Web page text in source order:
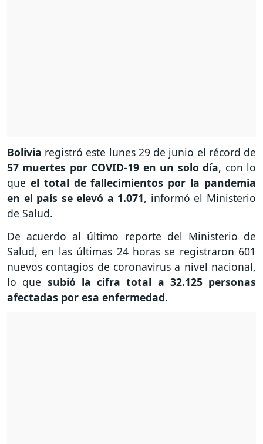
Bolivia registró este lunes 29 de junio el récord de
57 muertes por COVID-19 en un solo día, con lo
que el total de fallecimientos por la pandemia
en el país se elevó a 1.071, informó el Ministerio
de Salud.
De acuerdo al último reporte del Ministerio de
Salud, en las últimas 24 horas se registraron 601
nuevos contagios de coronavirus a nivel nacional,
lo que subió la cifra total a 32.125 personas
afectadas por esa enfermedad.